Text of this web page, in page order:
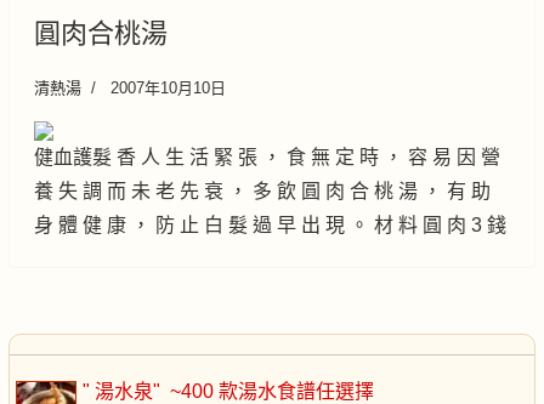
圓肉合桃湯
清熱湯 2007年10月10日
健血護髮 香 人 生 活 緊 張 ， 食 無 定 時 ， 容 易 因 營
養 失 調 而 未 老 先 衰 ， 多 飲 圓 肉 合 桃 湯 ， 有 助
身 體 健 康 ， 防 止 白 髮 過 早 出 現 。 材 料 圓 肉 3 錢
" 湯水泉" ~400 款湯水食譜任選擇